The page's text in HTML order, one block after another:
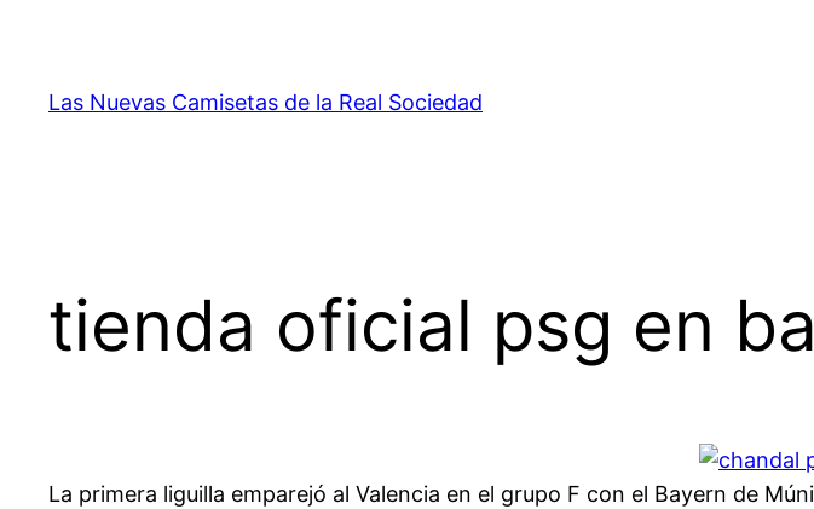
contenido
Las Nuevas Camisetas de la Real Sociedad
tienda oficial psg en
La primera liguilla emparejó al Valencia en el grupo F con el Bayern de